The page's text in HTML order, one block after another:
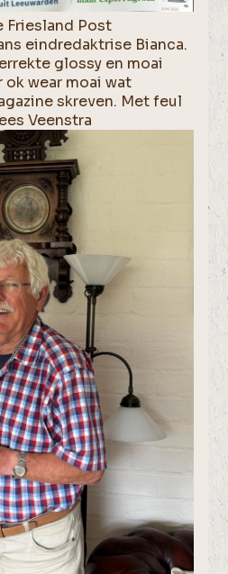
Friesland Post
eindredaktrise Bianca.
glossy en moai
ok wear moai wat
skreven. Met feul
Veenstra